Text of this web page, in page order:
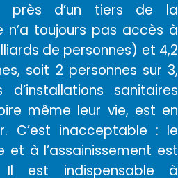
près d’un tiers de la
n’a toujours pas accès à
de personnes) et 4,2
soit 2 personnes sur 3,
sanitaires
même leur vie, est en
C’est inacceptable : le
et à l’assainissement est
est indispensable à